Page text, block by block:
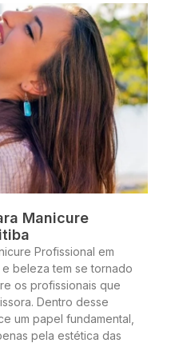
Manicure
Profissional em
beleza tem se tornado
os profissionais que
Dentro desse
um papel fundamental,
pela estética das